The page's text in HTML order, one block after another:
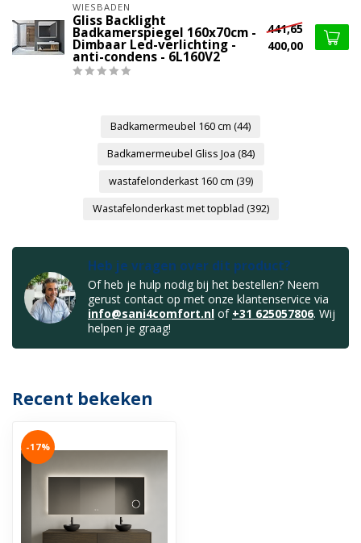
WIESBADEN
Gliss Backlight
Badkamerspiegel 160x70cm -
Dimbaar Led-verlichting -
anti-condens - 6L160V2
441,65
400,00
Badkamermeubel 160 cm (44)
Badkamermeubel Gliss Joa (84)
wastafelonderkast 160 cm (39)
Wastafelonderkast met topblad (392)
Heb je vragen over dit product?
Of heb je hulp nodig bij het bestellen? Neem
gerust contact op met onze klantenservice via
info@sani4comfort.nl of +31 625057806. Wij
helpen je graag!
Recent bekeken
-17%